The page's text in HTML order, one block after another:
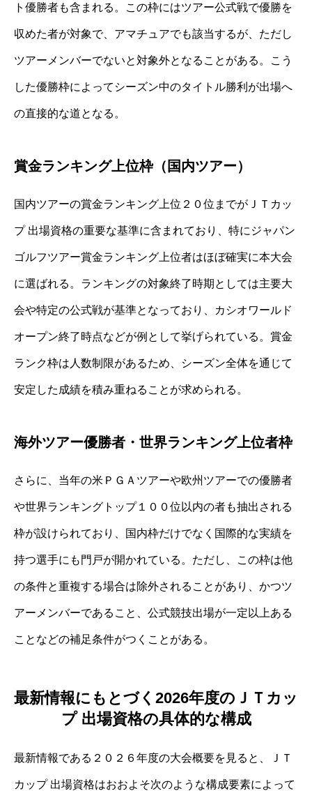
ト優勝者も含まれる。この枠にはツアー公式戦で優勝を
収めた者が対象で、アマチュアでも該当するが、ただし
ツアーメンバーでないと対象外となることがある。こう
した優勝枠によってシーズン中のタイトル勝利が出場へ
の直接的な道となる。
賞金ランキング上位枠（国内ツアー）
国内ツアーの賞金ランキング上位２０位までがＪＴカッ
プ 出場資格の重要な基準に含まれており、特にジャパン
ゴルフツアー賞金ランキング上位者はほぼ確実に本大会
に選ばれる。ランキングの対象終了時期としては主要大
会や特定の公式戦が基準となっており、カシオワールド
オープン終了時点などが例として挙げられている。賞金
ランク枠は人数制限があるため、シーズン全体を通じて
安定した成績を積み重ねることが求められる。
海外ツアー優勝者・世界ランキング上位者枠
さらに、当年の米ＰＧＡツアーや欧州ツアーでの優勝者
や世界ランキングトップ１００位以内の者も抽出される
枠が設けられており、国内枠だけでなく国際的な実績を
持つ選手にも門戸が開かれている。ただし、この枠は他
の条件と重複する場合は除外されることがあり、かつツ
アーメンバーであること、公式競技出場が一定以上ある
ことなどの補足条件がつくことがある。
最新情報にもとづく2026年度のＪＴカッ
プ 出場資格の具体的な構成
最新情報である２０２６年度の大会概要を見ると、ＪＴ
カップ 出場資格はおおよそ次のような構成要素によって